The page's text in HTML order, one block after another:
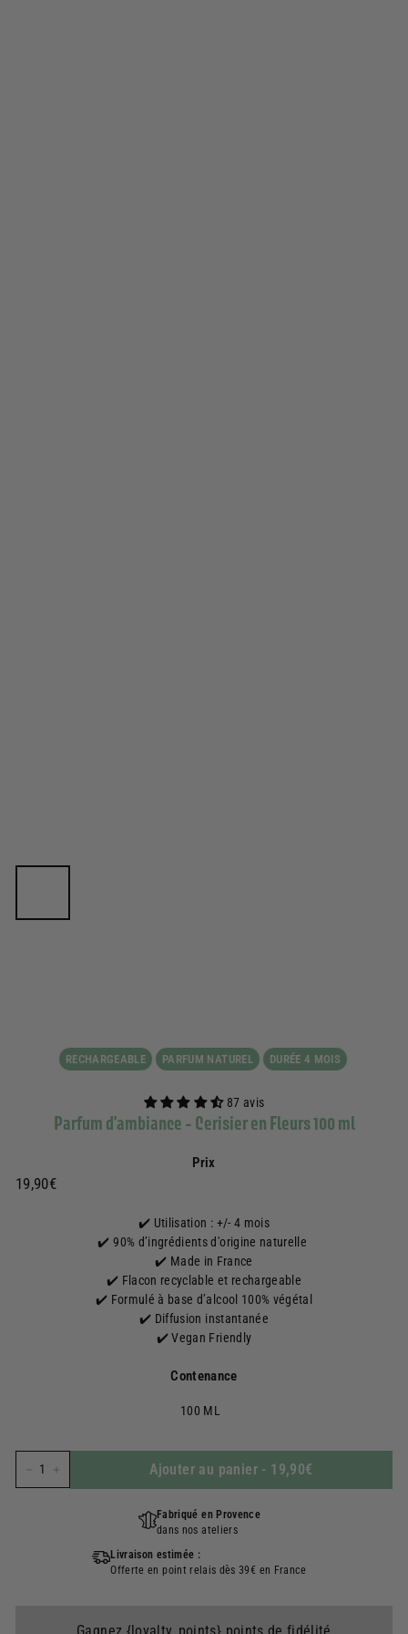
RECHARGEABLE PARFUM NATUREL DURÉE 4 MOIS
87 avis
Parfum d'ambiance - Cerisier en Fleurs 100 ml
Prix
Prix
19,90€19,90€
✔️ Utilisation : +/- 4 mois
✔️ 90% d’ingrédients d'origine naturelle
✔️ Made in France
✔️ Flacon recyclable et rechargeable
✔️ Formulé à base d’alcool 100% végétal
✔️ Diffusion instantanée
✔️ Vegan Friendly
Contenance
100 ML
Ajouter au panier - 19,90€
Fabriqué en Provence
dans nos ateliers
Livraison estimée :
Offerte en point relais dès 39€ en France